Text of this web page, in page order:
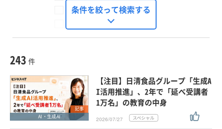
FinTech Journal
Seizo Trend
外部ニュース
スペシャルに限定する
条件を絞って検索する
243 件
記事
AI・生成AI
【注目】日清食品グループ「生成A
I活用推進」、2年で「延べ受講者
1万名」の教育の中身
2026/07/27